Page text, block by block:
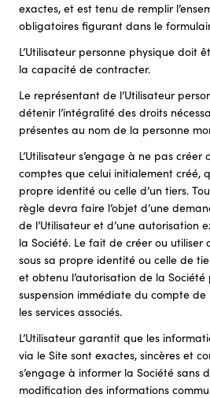
exactes, et est tenu de remplir
obligatoires figurant dans le
L’Utilisateur personne physique doit
la capacité de contracter.
Le représentant de l’Utilisateur
détenir l’intégralité des droits
présentes au nom de la personne
L’Utilisateur s’engage à ne pas créer
comptes que celui initialement créé,
propre identité ou celle d’un tiers.
règle devra faire l’objet d’une
de l’Utilisateur et d’une autorisation
la Société. Le fait de créer ou utiliser
sous sa propre identité ou celle de
et obtenu l’autorisation de la
suspension immédiate du compte de
les services associés.
L’Utilisateur garantit que les
via le Site sont exactes, sincères et
s’engage à informer la Société sans
modification des informations